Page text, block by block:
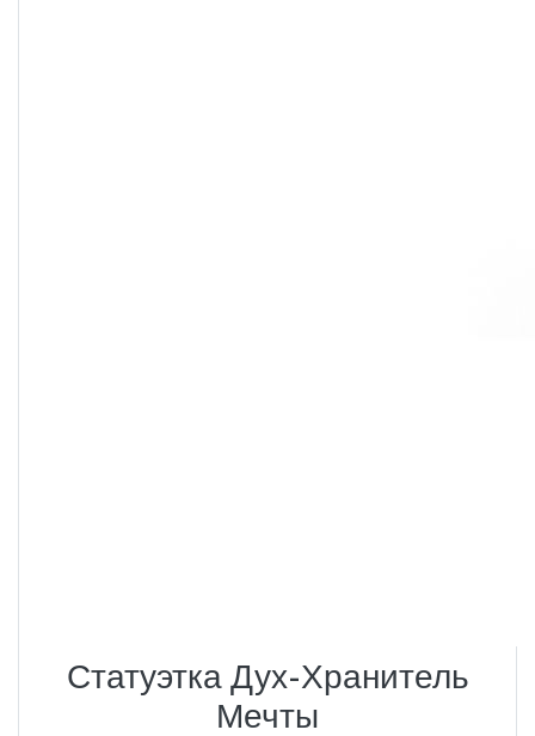
Статуэтка Дух-Хранитель
Мечты